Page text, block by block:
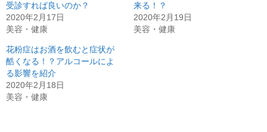
受診すれば良いのか？
2020年2月17日
美容・健康
来る！？
2020年2月19日
美容・健康
花粉症はお酒を飲むと症状が
酷くなる！？アルコールによ
る影響を紹介
2020年2月18日
美容・健康